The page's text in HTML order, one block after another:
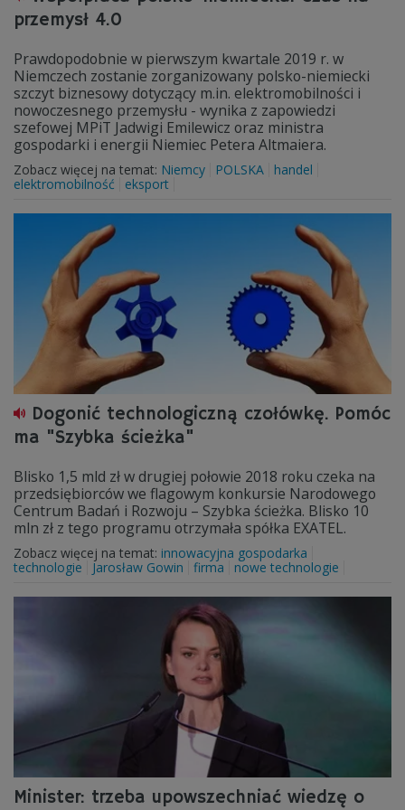
przemysł 4.0
Prawdopodobnie w pierwszym kwartale 2019 r. w
Niemczech zostanie zorganizowany polsko-niemiecki
szczyt biznesowy dotyczący m.in. elektromobilności i
nowoczesnego przemysłu - wynika z zapowiedzi
szefowej MPiT Jadwigi Emilewicz oraz ministra
gospodarki i energii Niemiec Petera Altmaiera.
Zobacz więcej na temat: Niemcy POLSKA
handel
elektromobilność
eksport
Dogonić technologiczną czołówkę. Pomóc
ma "Szybka ścieżka"
Blisko 1,5 mld zł w drugiej połowie 2018 roku czeka na
przedsiębiorców we flagowym konkursie Narodowego
Centrum Badań i Rozwoju – Szybka ścieżka. Blisko 10
mln zł z tego programu otrzymała spółka EXATEL.
Zobacz więcej na temat: innowacyjna gospodarka
technologie
Jarosław Gowin firma nowe technologie
Minister: trzeba upowszechniać wiedzę o